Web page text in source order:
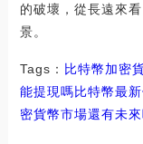
的破壞，從長遠來
景。
Tags： 比特幣加密
能提現嗎比特幣最
密貨幣市場還有未